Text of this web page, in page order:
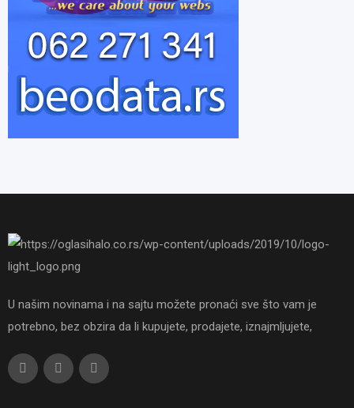
U našim novinama i na sajtu možete pronaći sve što vam je
potrebno, bez obzira da li kupujete, prodajete, iznajmljujete,